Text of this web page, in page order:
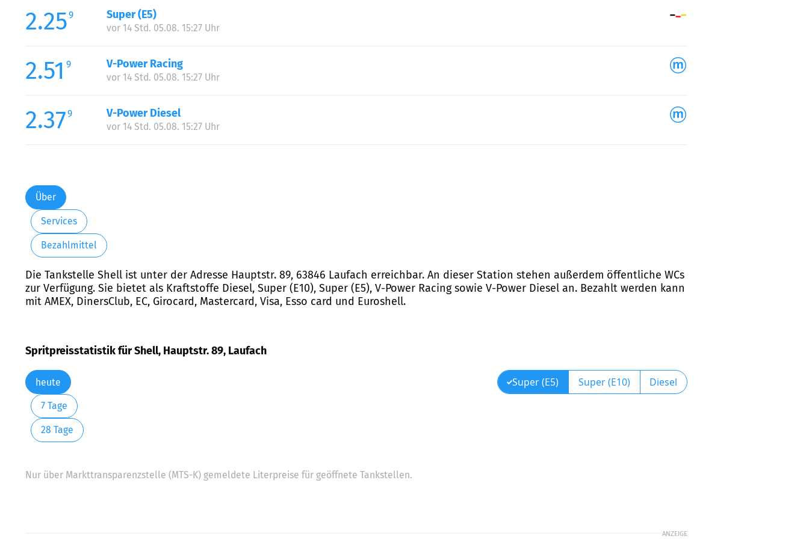
2.259 Super (E5)
vor 14 Std. 05.08. 15:27 Uhr
2.51 9 V-Power Racing
vor 14 Std. 05.08. 15:27 Uhr
2.379 V-Power Diesel
vor 14 Std. 05.08. 15:27 Uhr
Über
Services
Bezahlmittel
Die Tankstelle Shell ist unter der Adresse Hauptstr. 89, 63846 Laufach erreichbar. An dieser Station stehen außerdem öffentliche WCs
zur Verfügung. Sie bietet als Kraftstoffe Diesel, Super (E10), Super (E5), V-Power Racing sowie V-Power Diesel an. Bezahlt werden kann
mit AMEX, DinersClub, EC, Girocard, Mastercard, Visa, Esso card und Euroshell.
Spritpreisstatistik für Shell, Hauptstr. 89, Laufach
heute
7 Tage
28 Tage
Super (E5) Super (E10) Diesel
Nur über Markttransparenzstelle (MTS-K) gemeldete Literpreise für geöffnete Tankstellen.
ANZEIGE